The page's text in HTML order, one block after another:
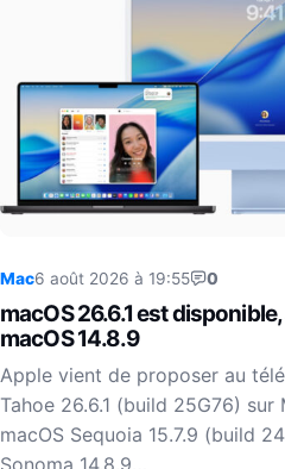
Mac6 août 2026 à 19:55 0
macOS 26.6.1 est
macOS 14.8.9
Apple vient de proposer au
Tahoe 26.6.1 (build 25G76) sur
macOS Sequoia 15.7.9 (build
Sonoma 14.8.9…